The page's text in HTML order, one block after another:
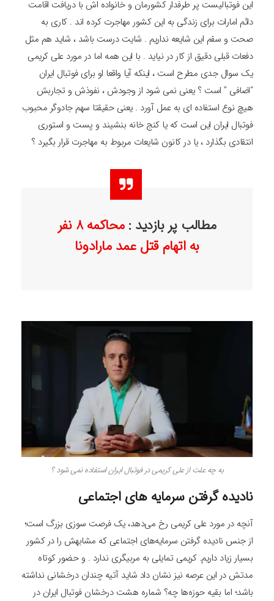
این فوتبالیست پر طرفدار کشورمان و خانواده اش با دریافت اقامت
دائم امارات برای زندگی به این کشور مهاجرت کرده اند . کاری به
صحت و سقم این شایعه نداریم . شایت درست باشد ، شاید هم مثل
دفعات قبلی دقیق از کار در نیاید . با این همه اما در مورد علی کریمی
یک سوال جدی مطرح است ، اینکه آیا واقعا او برای فوتبال ایران
“اضافی ” است ؟ یعنی نمی شود از وجودش ، نفوذش و تجاربش
هیچ نوع استفاده ای به عمل آورد . یعنی حقیقتا سهم جادوگر محبوب
فوتبال ایران این است که یا کنج خانه بنشیند و پست و استوری
انتقادی بگذارد ، یا در کانون شایعات مربوط به مهاجرت قرار بگیرد ؟
مطالب پر بازدید :
محاکمه 8 نفر
به اتهام قتل عمد مارادونا
به چه علت از علی کریمی در فوتبال ایران استفاده نمی شود ؟
نادیده گرفتن سرمایه های اجتماعی
آنچه در مورد علی کریمی رخ می‌دهد، یک فرصت ‌سوزی بزرگ است؛
از جنس نادیده گرفتن سرمایه‌های اجتماعی که مشابهش را در کشور
بسیار زیاد داریم. کریمی تمایلی به مربیگری ندارد . و حضور کوتاه‌
مدتش در این عرصه نیز نشان داد شاید آتیه چندان درخشانی نداشته
باشد؛ اما بقیه حوزه‌ها چه؟ شماره هشت درخشان فوتبال ایران در